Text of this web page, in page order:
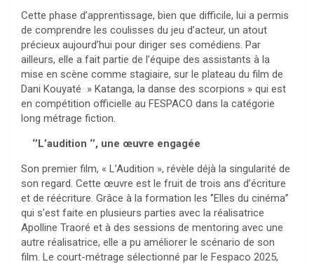
Cette phase d’apprentissage, bien que difficile, lui a permis
de comprendre les coulisses du jeu d’acteur, un atout
précieux aujourd’hui pour diriger ses comédiens. Par
ailleurs, elle a fait partie de l’équipe des assistants à la
mise en scène comme stagiaire, sur le plateau du film de
Dani Kouyaté » Katanga, la danse des scorpions » qui est
en compétition officielle au FESPACO dans la catégorie
long métrage fiction.
‘’L’audition ‘’, une œuvre engagée
Son premier film, « L’Audition », révèle déjà la singularité de
son regard. Cette œuvre est le fruit de trois ans d’écriture
et de réécriture. Grâce à la formation les ‘’Elles du cinéma’’
qui s’est faite en plusieurs parties avec la réalisatrice
Apolline Traoré et à des sessions de mentoring avec une
autre réalisatrice, elle a pu améliorer le scénario de son
film. Le court-métrage sélectionné par le Fespaco 2025,